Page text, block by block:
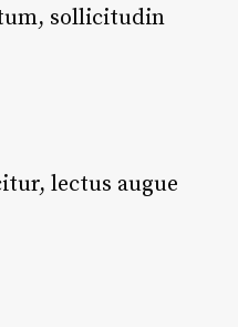
sollicitudin
lectus augue